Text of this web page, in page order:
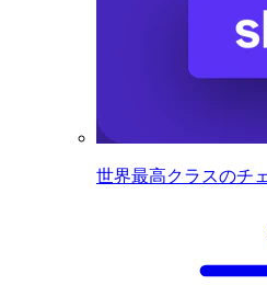
世界最高クラスのチ